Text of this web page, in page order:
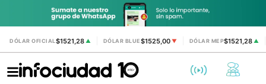
DÓLAR OFICIAL$1521,28 ▲ DÓLAR BLUE$1525,00 ▼ DÓLAR MEP$1521,28▲